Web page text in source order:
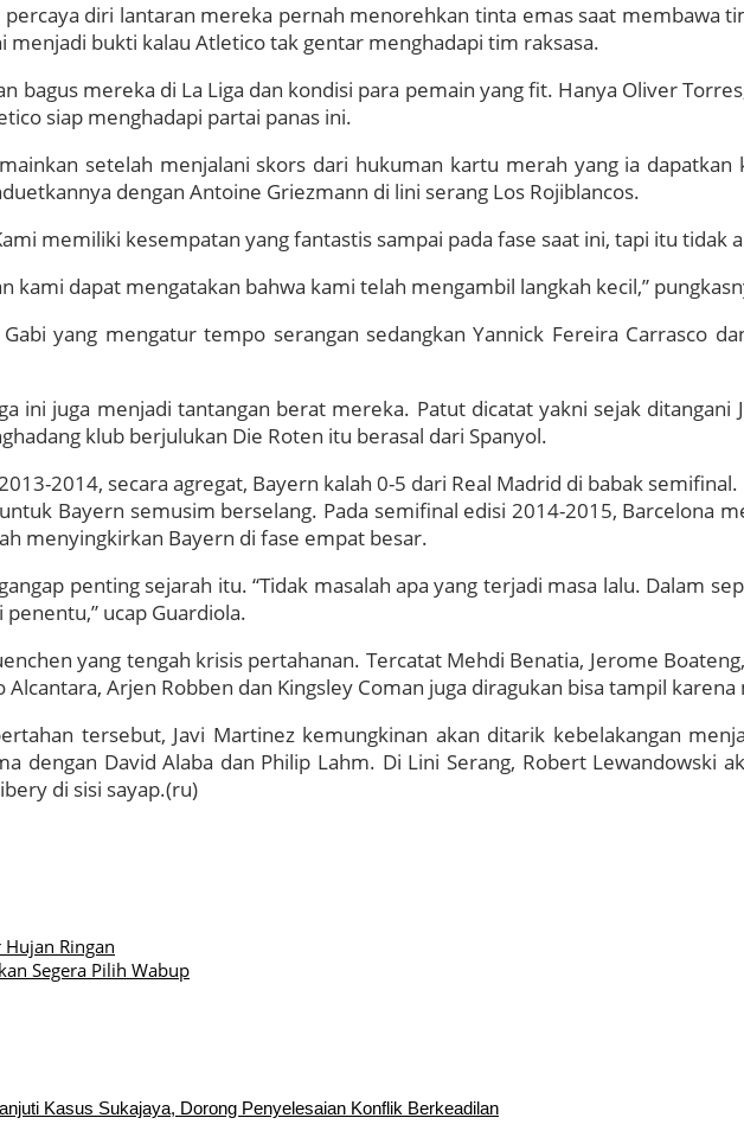
diri lantaran mereka pernah menorehkan tinta emas saat membawa
menjadi bukti kalau Atletico tak gentar menghadapi tim raksasa.
bagus mereka di La Liga dan kondisi para pemain yang fit. Hanya Oliver
siap menghadapi partai panas ini.
setelah menjalani skors dari hukuman kartu merah yang ia
dengan Antoine Griezmann di lini serang Los Rojiblancos.
memiliki kesempatan yang fantastis sampai pada fase saat ini, tapi itu tidak
kami dapat mengatakan bahwa kami telah mengambil langkah kecil,”
yang mengatur tempo serangan sedangkan Yannick Fereira Carrasco
ini juga menjadi tantangan berat mereka. Patut dicatat yakni sejak
klub berjulukan Die Roten itu berasal dari Spanyol.
2014, secara agregat, Bayern kalah 0-5 dari Real Madrid di babak semifinal.
Bayern semusim berselang. Pada semifinal edisi 2014-2015, Barcelona
menyingkirkan Bayern di fase empat besar.
penting sejarah itu. “Tidak masalah apa yang terjadi masa lalu. Dalam
ucap Guardiola.
yang tengah krisis pertahanan. Tercatat Mehdi Benatia, Jerome
Arjen Robben dan Kingsley Coman juga diragukan bisa tampil
tersebut, Javi Martinez kemungkinan akan ditarik kebelakangan
dengan David Alaba dan Philip Lahm. Di Lini Serang, Robert Lewandowski
di sisi sayap.(ru)
Ringan
Segera Pilih Wabup
Kasus Sukajaya, Dorong Penyelesaian Konflik Berkeadilan